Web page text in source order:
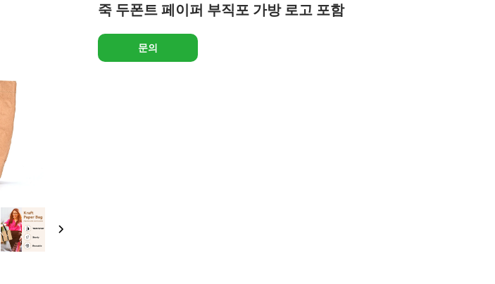
죽 두폰트 페이퍼 부직포 가방 로고 포함
문의